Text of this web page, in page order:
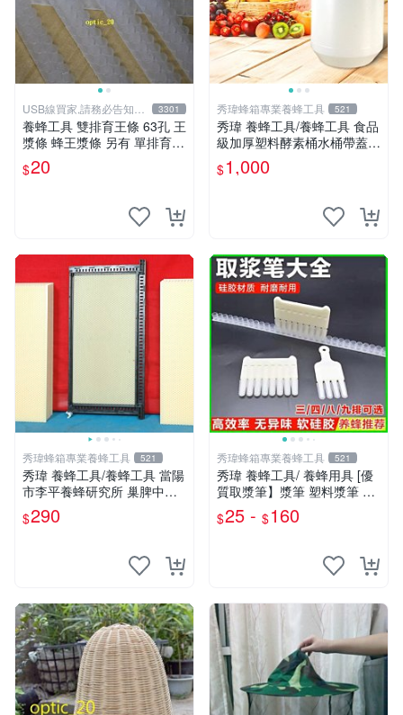
USB線買家,請務必告知相
機型號
3301
養蜂工具 雙排育王條 63孔 王
漿條 蜂王漿條 另有 單排育王
條 煙燻器 防蜂衣 羊皮手套
產卵控制框 蜂蜜濾網
$20
秀瑋蜂箱專業養蜂工具 521
秀瑋 養蜂工具/養蜂工具 食品
級加厚塑料酵素桶水桶帶蓋5
0kg 50L裝蜂蜜
$1,000
秀瑋蜂箱專業養蜂工具 521
秀瑋 養蜂工具/養蜂工具 當陽
市李平養蜂研究所 巢脾中心
$290
秀瑋蜂箱專業養蜂工具 521
秀瑋 養蜂工具/ 養蜂用具 [優
質取漿筆】漿筆 塑料漿筆 取
漿筆八排蜂王漿取漿器四排挖
王漿筆取蜂皇漿工具
$25 - $160